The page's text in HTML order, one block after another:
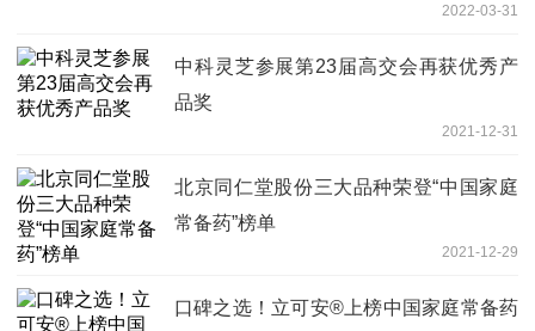
2022-03-31
中科灵芝参展第23届高交会再获优秀产
品奖
2021-12-31
北京同仁堂股份三大品种荣登“中国家庭
常备药”榜单
2021-12-29
口碑之选！立可安®上榜中国家庭常备药